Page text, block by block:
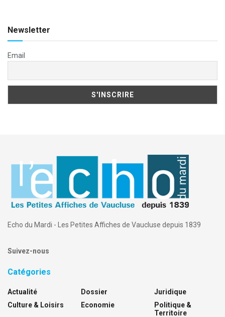
Newsletter
Email
Echo du Mardi - Les Petites Affiches de Vaucluse depuis 1839
Suivez-nous
Catégories
Actualité
Culture & Loisirs
Dossier
Economie
Juridique
Politique &
Territoire